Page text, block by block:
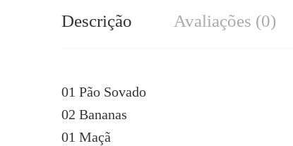
Descrição Avaliações (0)
01 Pão Sovado
02 Bananas
01 Maçã